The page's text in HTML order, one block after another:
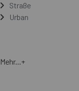
Straße
Urban
Mehr...+